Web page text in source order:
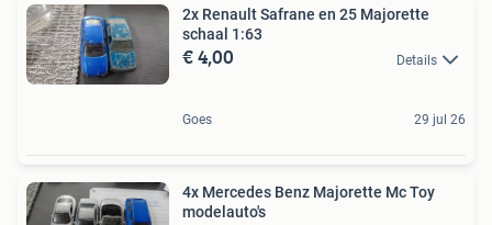
2x Renault Safrane en 25 Majorette
schaal 1:63
€ 4,00 Details
Goes 29 jul 26
4x Mercedes Benz Majorette Mc Toy
modelauto's